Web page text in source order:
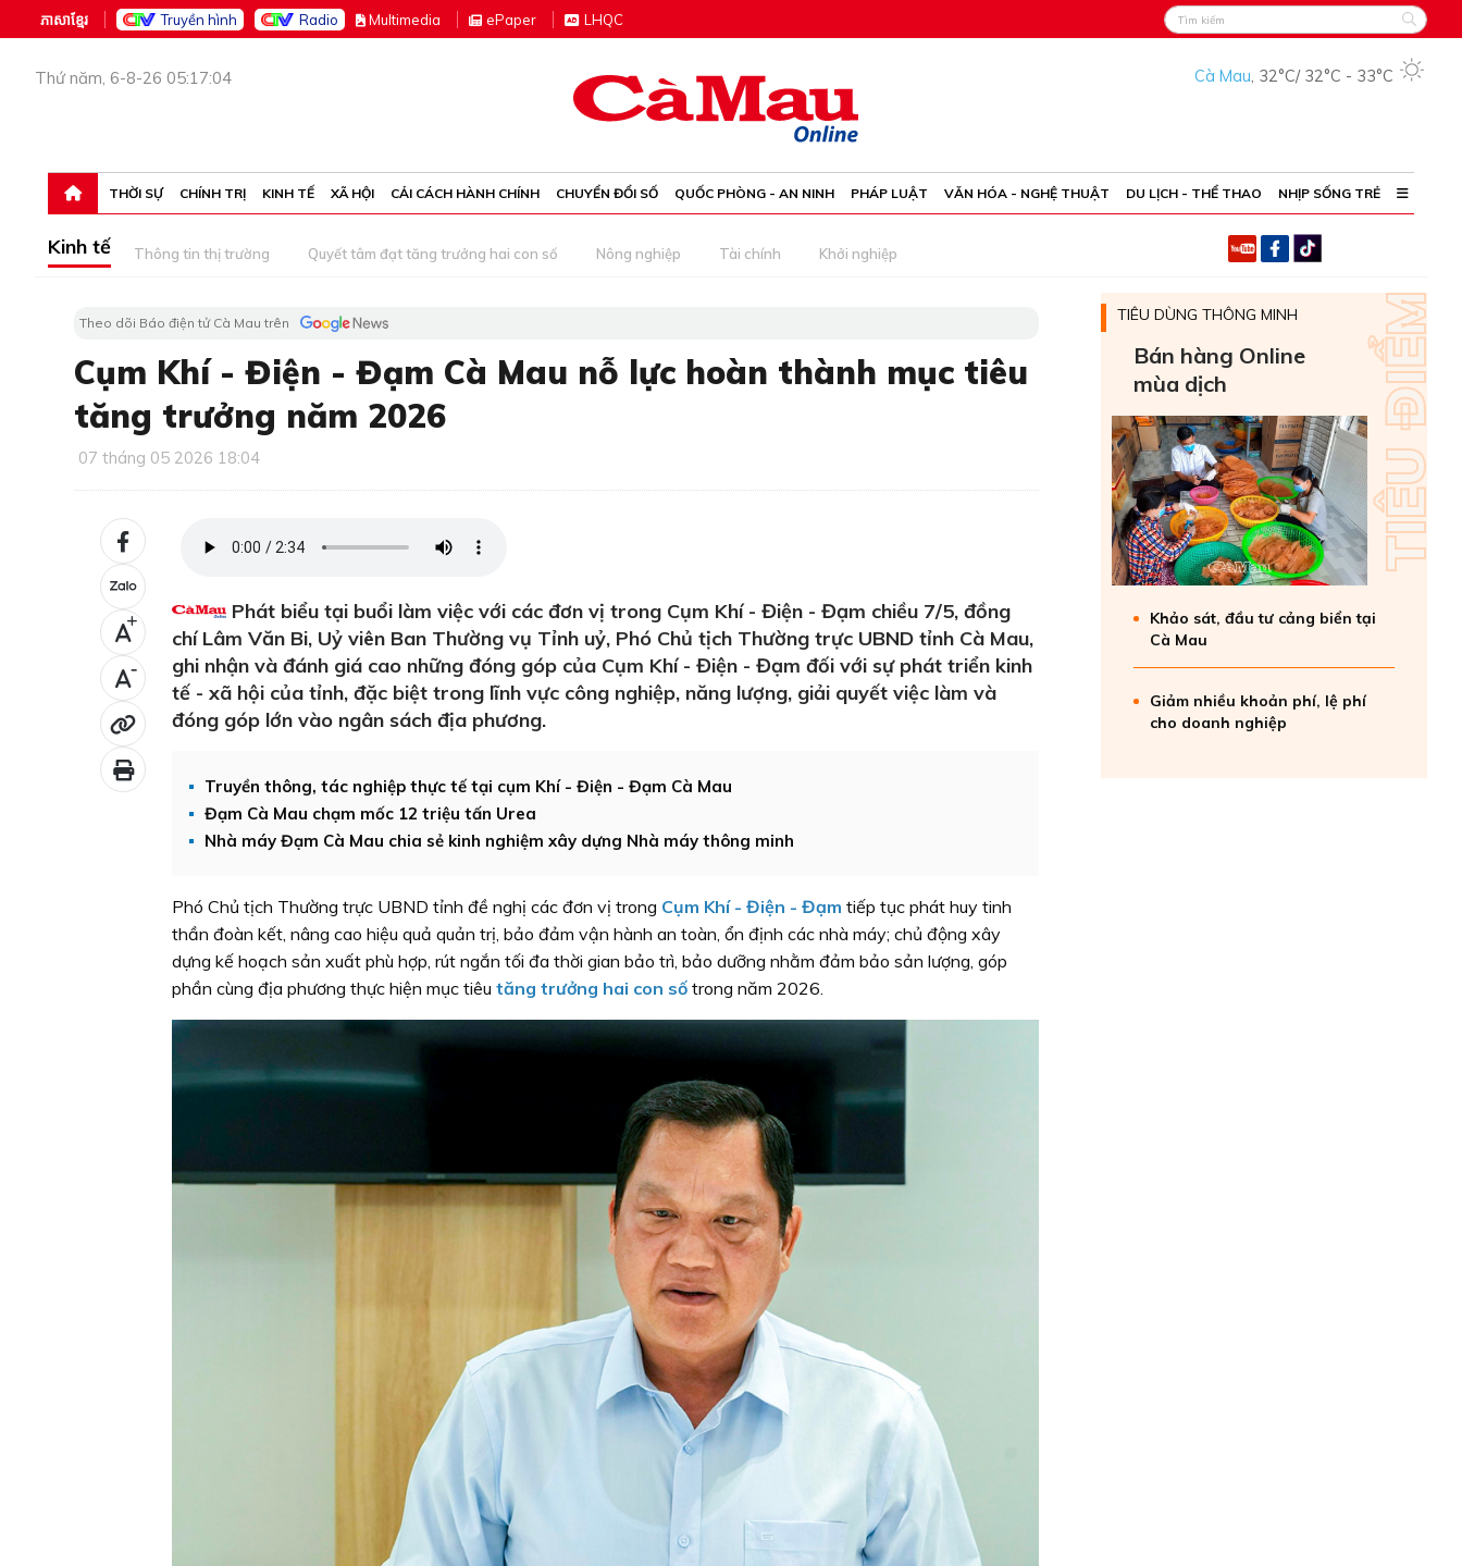
ភាសាខ្មែរ Truyền hình Radio Multimedia ePaper LHQC
Thứ năm, 6-8-26 05:17:04 Cà Mau, 32°C/ 32°C - 33°C
THỜI SỰ CHÍNH TRỊ KINH TẾ XÃ HỘI CẢI CÁCH HÀNH CHÍNH CHUYỂN ĐỔI SỐ QUỐC PHÒNG - AN NINH PHÁP LUẬT VĂN HÓA - NGHỆ THUẬT DU LỊCH - THỂ THAO NHỊP SỐNG TRẺ
Kinh tế Thông tin thị trường Quyết tâm đạt tăng trưởng hai con số Nông nghiệp Tài chính Khởi nghiệp
Theo dõi Báo điện tử Cà Mau trên
Cụm Khí - Điện - Đạm Cà Mau nỗ lực hoàn thành mục tiêu
tăng trưởng năm 2026
07 tháng 05 2026 18:04
+
-
Phát biểu tại buổi làm việc với các đơn vị trong Cụm Khí - Điện - Đạm chiều 7/5, đồng
chí Lâm Văn Bi, Uỷ viên Ban Thường vụ Tỉnh uỷ, Phó Chủ tịch Thường trực UBND tỉnh Cà Mau,
ghi nhận và đánh giá cao những đóng góp của Cụm Khí - Điện - Đạm đối với sự phát triển kinh
tế - xã hội của tỉnh, đặc biệt trong lĩnh vực công nghiệp, năng lượng, giải quyết việc làm và
đóng góp lớn vào ngân sách địa phương.
Truyền thông, tác nghiệp thực tế tại cụm Khí - Điện - Đạm Cà Mau
Đạm Cà Mau chạm mốc 12 triệu tấn Urea
Nhà máy Đạm Cà Mau chia sẻ kinh nghiệm xây dựng Nhà máy thông minh
Phó Chủ tịch Thường trực UBND tỉnh đề nghị các đơn vị trong Cụm Khí - Điện - Đạm tiếp tục phát huy tinh
thần đoàn kết, nâng cao hiệu quả quản trị, bảo đảm vận hành an toàn, ổn định các nhà máy; chủ động xây
dựng kế hoạch sản xuất phù hợp, rút ngắn tối đa thời gian bảo trì, bảo dưỡng nhằm đảm bảo sản lượng, góp
phần cùng địa phương thực hiện mục tiêu tăng trưởng hai con số trong năm 2026.
TIÊU DÙNG THÔNG MINH
Bán hàng Online
mùa dịch
Khảo sát, đầu tư cảng biển tại
Cà Mau
Giảm nhiều khoản phí, lệ phí
cho doanh nghiệp